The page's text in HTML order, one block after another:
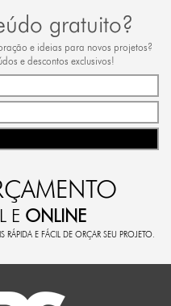
gratuito?
e ideias para novos projetos?
e descontos exclusivos!
E ONLINE
E FÁCIL DE ORÇAR SEU PROJETO.